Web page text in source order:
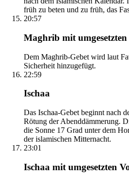
früh zu beten und zu früh, das
20:57
Maghrib mit
Dem Maghrib-Gebet wird laut
Sicherheit hinzugefügt.
22:59
Ischaa
Das Ischaa-Gebet beginnt nach
Rötung der Abenddämmerung.
die Sonne 17 Grad unter dem
der islamischen Mitternacht.
23:01
Ischaa mit umgesetzten